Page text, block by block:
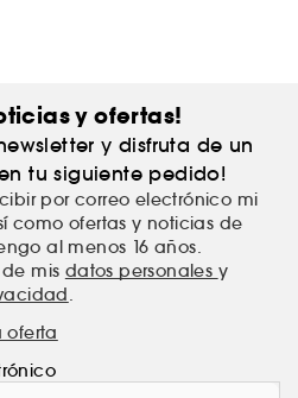
y ofertas!
y disfruta de un
tu siguiente pedido!
por correo electrónico mi
como ofertas y noticias de
al menos 16 años.
mis datos personales y
.
oferta